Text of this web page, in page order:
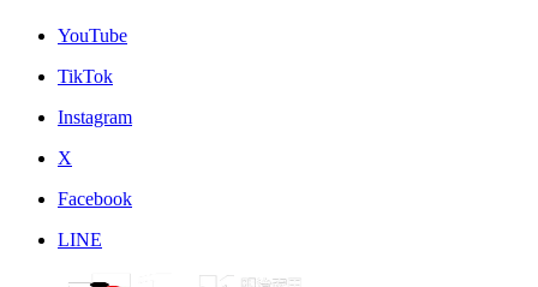
YouTube
TikTok
Instagram
X
Facebook
LINE